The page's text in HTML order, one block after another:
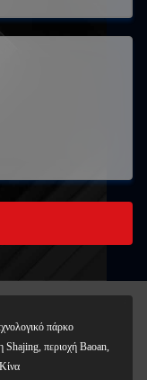
πάρκο
περιοχή Baoan,